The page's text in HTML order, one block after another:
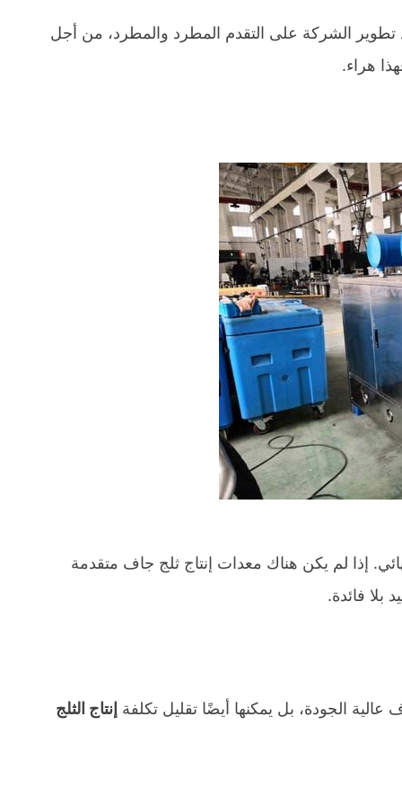
الشركة على التقدم المطرد والمطرد، من أجل
هراء.
إذا لم يكن هناك معدات إنتاج ثلج جاف متقدمة
فائدة.
عالية الجودة، بل يمكنها أيضًا تقليل تكلفة إنتاج الثلج